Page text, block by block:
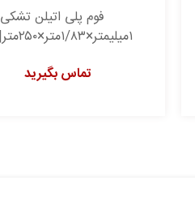
فوم پلی اتیلن تشکی
۱میلیمتر×۱/۸۳متر×۲۵۰متر|سفید
تماس بگیرید